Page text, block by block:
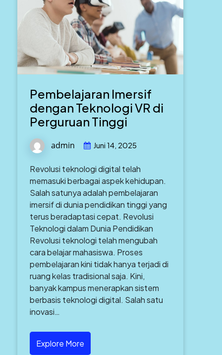
Pembelajaran Imersif
dengan Teknologi VR di
Perguruan Tinggi
admin Juni 14, 2025
Revolusi teknologi digital telah
memasuki berbagai aspek kehidupan.
Salah satunya adalah pembelajaran
imersif di dunia pendidikan tinggi yang
terus beradaptasi cepat. Revolusi
Teknologi dalam Dunia Pendidikan
Revolusi teknologi telah mengubah
cara belajar mahasiswa. Proses
pembelajaran kini tidak hanya terjadi di
ruang kelas tradisional saja. Kini,
banyak kampus menerapkan sistem
berbasis teknologi digital. Salah satu
inovasi…
Explore More